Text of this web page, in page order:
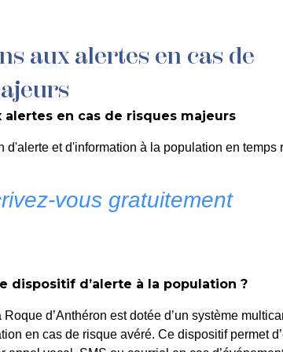
DÉCOUVRIR LA ROQUE
de 10h à 18h
aux alertes en cas de
alertes en cas de risques majeurs
d'alerte et d'information à la population en temps
vous gratuitement
dispositif d’alerte à la population ?
d’Anthéron est dotée d’un système
en cas de risque avéré. Ce dispositif permet